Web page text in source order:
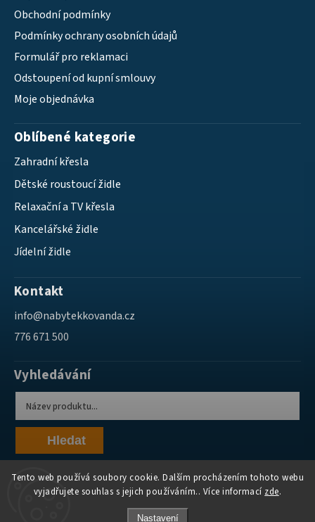
Tento web používá soubory cookie. Dalším procházením tohoto webu
vyjadřujete souhlas s jejich používáním.. Více informací zde.
Nastavení
Obchodní podmínky
Podmínky ochrany osobních údajů
Formulář pro reklamaci
Odstoupení od kupní smlouvy
Moje objednávka
Oblíbené kategorie
Zahradní křesla
Dětské roustoucí židle
Relaxační a TV křesla
Kancelářské židle
Jídelní židle
Kontakt
info@nabytekkovanda.cz
776 671 500
Vyhledávání
Hledat